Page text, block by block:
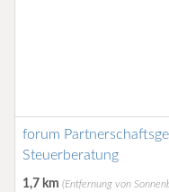
forum
Steuerberatung
1,7 km (Entfernung von